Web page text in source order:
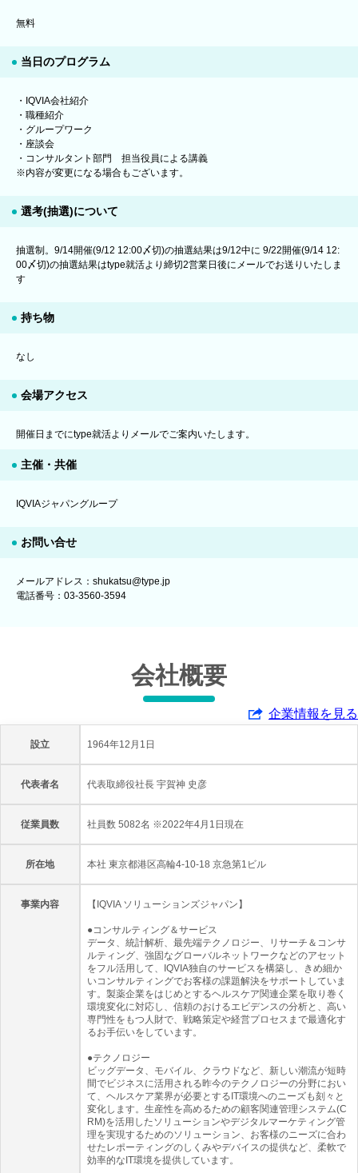
無料
当日のプログラム
・IQVIA会社紹介
・職種紹介
・グループワーク
・座談会
・コンサルタント部門 担当役員による講義
※内容が変更になる場合もございます。
選考(抽選)について
抽選制。9/14開催(9/12 12:00〆切)の抽選結果は9/12中に 9/22開催(9/14 12:
00〆切)の抽選結果はtype就活より締切2営業日後にメールでお送りいたしま
す
持ち物
なし
会場アクセス
開催日までにtype就活よりメールでご案内いたします。
主催・共催
IQVIAジャパングループ
お問い合せ
メールアドレス：shukatsu@type.jp
電話番号：03-3560-3594
会社概要
企業情報を見る
設立 1964年12月1日
代表者名 代表取締役社長 宇賀神 史彦
従業員数 社員数 5082名 ※2022年4月1日現在
所在地 本社 東京都港区高輪4-10-18 京急第1ビル
事業内容 【IQVIA ソリューションズジャパン】
●コンサルティング＆サービス
データ、統計解析、最先端テクノロジー、リサーチ＆コンサ
ルティング、強固なグローバルネットワークなどのアセット
をフル活用して、IQVIA独自のサービスを構築し、きめ細か
いコンサルティングでお客様の課題解決をサポートしていま
す。製薬企業をはじめとするヘルスケア関連企業を取り巻く
環境変化に対応し、信頼のおけるエビデンスの分析と、高い
専門性をもつ人財で、戦略策定や経営プロセスまで最適化す
るお手伝いをしています。
●テクノロジー
ビッグデータ、モバイル、クラウドなど、新しい潮流が短時
間でビジネスに活用される昨今のテクノロジーの分野におい
て、ヘルスケア業界が必要とするIT環境へのニーズも刻々と
変化します。生産性を高めるための顧客関連管理システム(C
RM)を活用したソリューションやデジタルマーケティング管
理を実現するためのソリューション、お客様のニーズに合わ
せたレポーティングのしくみやデバイスの提供など、柔軟で
効率的なIT環境を提供しています。